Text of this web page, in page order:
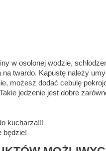
w osolonej wodzie,
twardo. Kapustę należy
możesz dodać cebulę
jedzenie jest dobre
kucharza!!!
będzie!